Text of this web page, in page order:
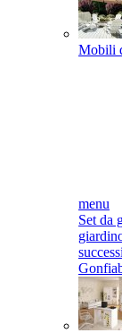
Mobili
menu
Set da